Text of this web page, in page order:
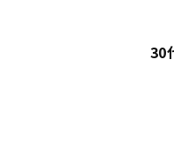
30